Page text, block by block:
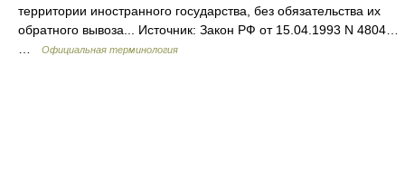
территории иностранного государства, без обязательства их
обратного вывоза... Источник: Закон РФ от 15.04.1993 N 4804…
Официальная терминология